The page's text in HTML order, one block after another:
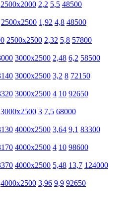
2500х2000 2,2 5,5 48500
2500х2500 1,92 4,8 48500
2500х2500 2,32 5,8 57800
3000х2500 2,48 6,2 58500
3000х2500 3,2 8 72150
3000х2500 4 10 92650
3000х2500 3 7,5 68000
4000х2500 3,64 9,1 83300
4000х2500 4 10 98600
4000х2500 5,48 13,7 124000
4000х2500 3,96 9,9 92650